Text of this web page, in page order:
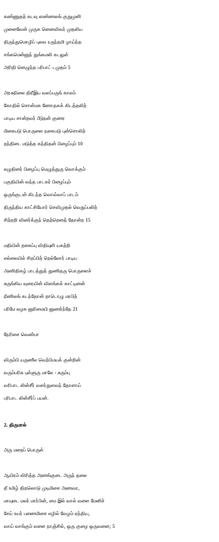
கண்ணுதற் கடவு ளண்ணலங் குறுமுனி
முனைவேன் முருக னெனவிவர் முதலிய
திருந்துமொழிப் புலவ ரருந்தமி ழாய்ந்த
சங்கமென்னுந் துங்கமலி கடலுள்
அரிதி னெழுந்த பரிபாட் டமுதம் 5
அரசுநிலை திரீஇய வளப்பருங் காலம்
கோதில் சொன்மக ணோதகக் கிடத்தலிற்
பாடிய சான்றவர் பீடுநன் குணர
மிகைபடு பொருளை நகைபடு புன்சொலிற்
றந்திடை மடுத்த கந்திதன் பிழைப்பும் 10
எழுதினர் பிழைப்பு மெழுத்துரு வொக்கும்
பகுதியின் வந்த பாடகர் பிழைப்பும்
ஒருங்குடன் கிடந்த வொவ்வாப் பாடம்
திருந்திய காட்சியோர் செவிமுதல் வெதுப்பலிற்
சிற்றறி வினர்க்குந் தெற்றெனத் தோன்ற 15
மதியின் றகைப்பு விதியுளி யகற்றி
எல்லையில் சிறப்பிற் றெல்லோர் பாடிய
அணிதிகழ் பாடத்துத் துணிதரு பொருளைச்
சுருங்கிய வுரையின் விளங்கக் காட்டினன்
நீணிலங் கடந்தோன் றாடொழு மரபிற்
பரிமே லழக னுரிமையி னுணர்ந்தே 21
நேரிசை வெண்பா
விரும்பி யருணீல வெற்பிமயக் குன்றின்
வரும்பரிசு புள்ளுரு மாலே - சுரும்பு
வரிபாட லின்சீர் வளர்துளவந் தோளாய்
பரிபாட லின்சீர்ப் பயன்.
2. திருமால்
அரு மறைப் பொருள்
ஆயிரம் விரித்த அணங்குடை அருந் தலை
தீ உமிழ் திறலொடு முடிமிசை அணவர,
மாயுடை மலர் மார்பின், மை இல் வால் வளை மேனிச்
சேய் உயர் பணைமிசை எழில் வேழம் ஏந்திய,
வாய் வாங்கும் வளை நாஞ்சில், ஒரு குழை ஒருவனை; 5